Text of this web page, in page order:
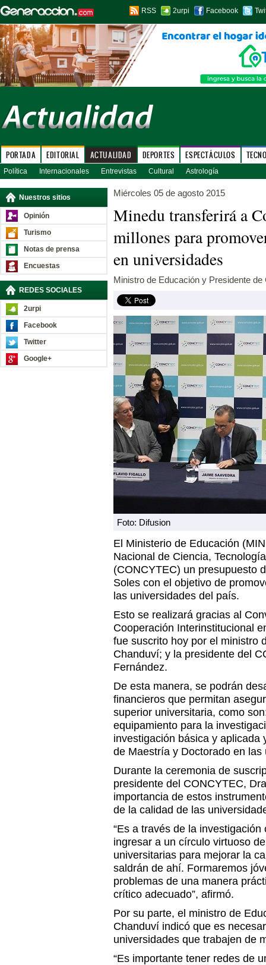
RSS 2urpi Facebook
PORTADA EDITORIAL ACTUALIDAD DEPORTES ESPECTÁCULOS
Política Internacionales Entrevistas Cultural Astrología
Nuestros sitios
Opinión
Turismo
Notas de prensa
Encuestas
REDES SOCIALES
2urpi
Facebook
Twitter
Google+
Miércoles 05 de agosto 2015
Minedu transferirá a
millones para
en universidades
Ministro de Educación y Presidente
Foto: Difusion
El Ministerio de Educación
Nacional de Ciencia,
(CONCYTEC) un presupuesto
Soles con el objetivo de
las universidades del país.
Esto se realizará gracias al
Cooperación Interinstitucional
fue suscrito hoy por el ministro
Chanduví; y la presidente del
Fernández.
De esta manera, se podrán
financieros que permitan
superior universitaria, como
equipamiento para la
investigación básica y aplicada
de Maestría y Doctorado en
Durante la ceremonia de
presidente del CONCYTEC,
importancia de estos
de la calidad de las
“Es a través de la
ingresar a un círculo virtuoso
universitarias para mejorar la
saldrán de ahí. Formaremos
problemas de una manera
crítico adecuado”, afirmó.
Por su parte, el ministro de
Chanduví indicó que es
universidades que trabajen de
“Es importante tener redes de